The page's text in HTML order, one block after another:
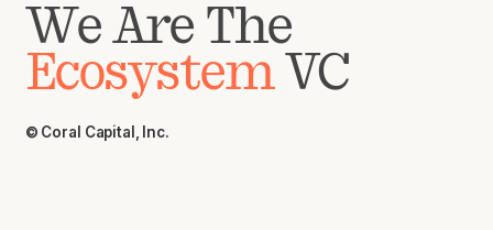
We Are The
EcosystemVC
© Coral Capital, Inc.